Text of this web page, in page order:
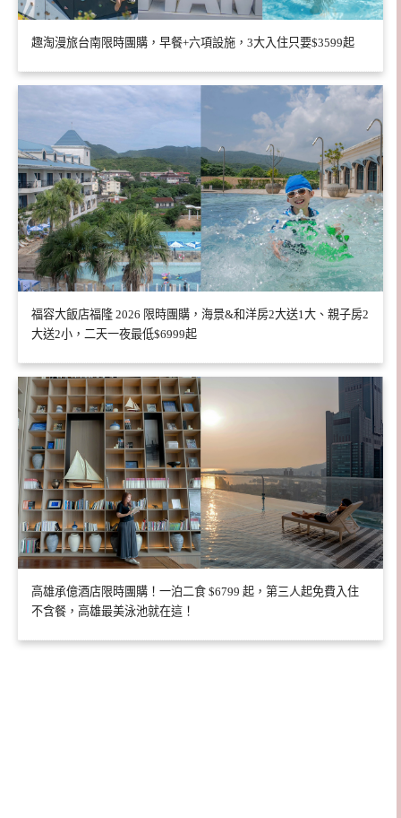
趣淘漫旅台南限時團購，早餐+六項設施，3大入住只要$3599起
福容大飯店福隆 2026 限時團購，海景&和洋房2大送1大、親子房2
大送2小，二天一夜最低$6999起
高雄承億酒店限時團購！一泊二食 $6799 起，第三人起免費入住
不含餐，高雄最美泳池就在這！